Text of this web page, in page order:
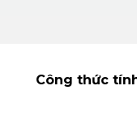
Công thức